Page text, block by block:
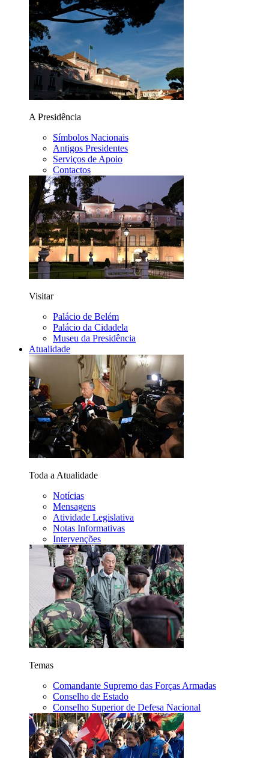
A Presidência
Símbolos Nacionais
Antigos Presidentes
Serviços de Apoio
Contactos
Visitar
Palácio de Belém
Palácio da Cidadela
Museu da Presidência
Atualidade
Toda a Atualidade
Notícias
Mensagens
Atividade Legislativa
Notas Informativas
Intervenções
Temas
Comandante Supremo das Forças Armadas
Conselho de Estado
Conselho Superior de Defesa Nacional